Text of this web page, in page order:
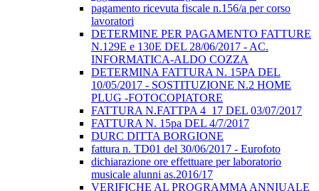
pagamento ricevuta fiscale n.156/a per corso
lavoratori
DETERMINE PER PAGAMENTO FATTURE
N.129E e 130E DEL 28/06/2017 - AC.
INFORMATICA-ALDO COZZA
DETERMINA FATTURA N. 15PA DEL
10/05/2017 - SOSTITUZIONE N.2 HOME
PLUG -FOTOCOPIATORE
FATTURA N.FATTPA 4_17 DEL 03/07/2017
FATTURA N. 15pa DEL 4/7/2017
DURC DITTA BORGIONE
fattura n. TD01 del 30/06/2017 - Eurofoto
dichiarazione ore effettuare per laboratorio
musicale alunni as.2016/17
VERIFICHE AL PROGRAMMA ANNIUALE